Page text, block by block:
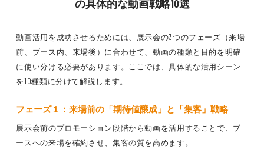
の具体的な動画戦略10選
動画活用を成功させるためには、展示会の3つのフェーズ（来場
前、ブース内、来場後）に合わせて、動画の種類と目的を明確
に使い分ける必要があります。ここでは、具体的な活用シーン
を10種類に分けて解説します。
フェーズ１：来場前の「期待値醸成」と「集客」戦略
展示会前のプロモーション段階から動画を活用することで、ブ
ースへの来場を確約させ、集客の質を高めます。